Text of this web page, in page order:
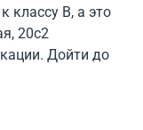
классу B, а это
20с2
Дойти до
особняк
зданиями